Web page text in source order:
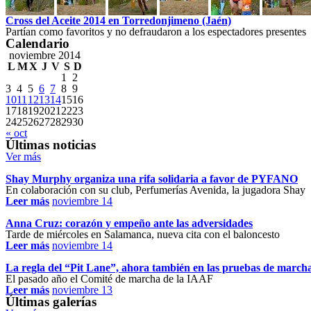
Cross del Aceite 2014 en Torredonjimeno (Jaén)
Partían como favoritos y no defraudaron a los espectadores presentes
Calendario
noviembre 2014
L MX J V S D
« oct
1
2
3 4 5 6 7 8 9
1011 1213141516
1718192021 2223
24252627282930
Últimas noticias
Ver más
Shay Murphy organiza una rifa solidaria a favor de PYFANO
En colaboración con su club, Perfumerías Avenida, la jugadora Shay
Leer más noviembre 14
Anna Cruz: corazón y empeño ante las adversidades
Tarde de miércoles en Salamanca, nueva cita con el baloncesto
Leer más noviembre 14
La regla del “Pit Lane”, ahora también en las pruebas de
El pasado año el Comité de marcha de la IAAF
Leer más noviembre 13
Últimas galerías